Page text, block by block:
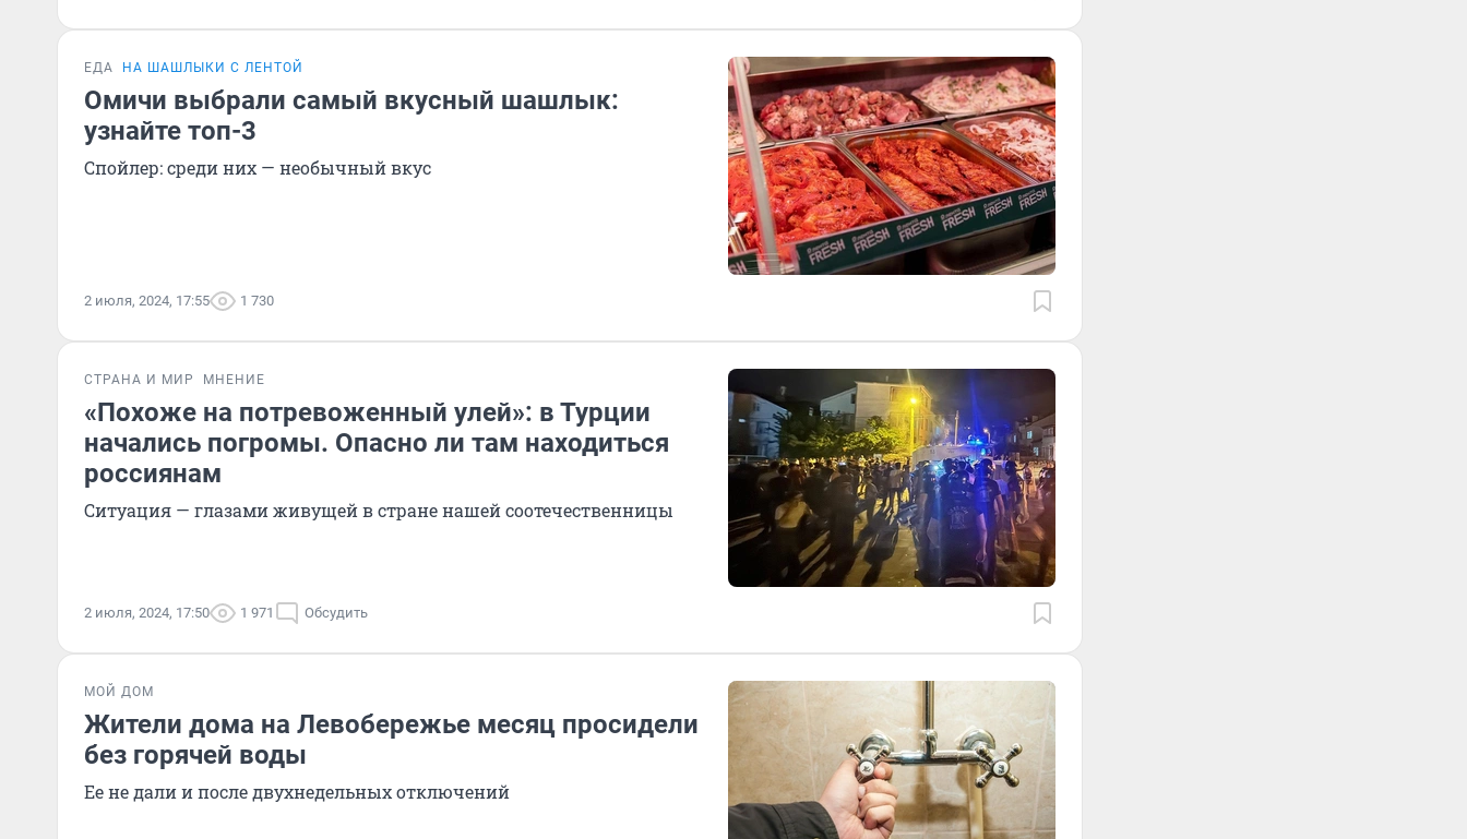
ЕДА НА ШАШЛЫКИ С ЛЕНТОЙ
Омичи выбрали самый вкусный шашлык:
узнайте топ-3
Спойлер: среди них — необычный вкус
2 июля, 2024, 17:55 1 730
СТРАНА И МИР МНЕНИЕ
«Похоже на потревоженный улей»: в Турции
начались погромы. Опасно ли там находиться
россиянам
Ситуация — глазами живущей в стране нашей соотечественницы
2 июля, 2024, 17:50 1 971 Обсудить
МОЙ ДОМ
Жители дома на Левобережье месяц просидели
без горячей воды
Ее не дали и после двухнедельных отключений